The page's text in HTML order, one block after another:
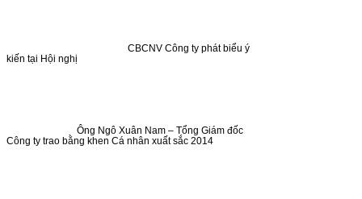
CBCNV Công ty phát biểu ý
kiến tại Hội nghị
Ông Ngô Xuân Nam – Tổng Giám đốc
Công ty trao bằng khen Cá nhân xuất sắc 2014